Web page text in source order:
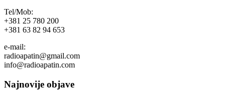
Tel/Mob:
+381 25 780 200
+381 63 82 94 653
e-mail:
radioapatin@gmail.com
info@radioapatin.com
Najnovije objave